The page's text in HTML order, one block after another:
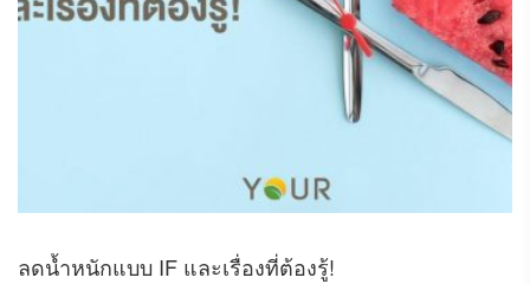
ลดน้ำหนักแบบ IF และเรื่องที่ต้องรู้!